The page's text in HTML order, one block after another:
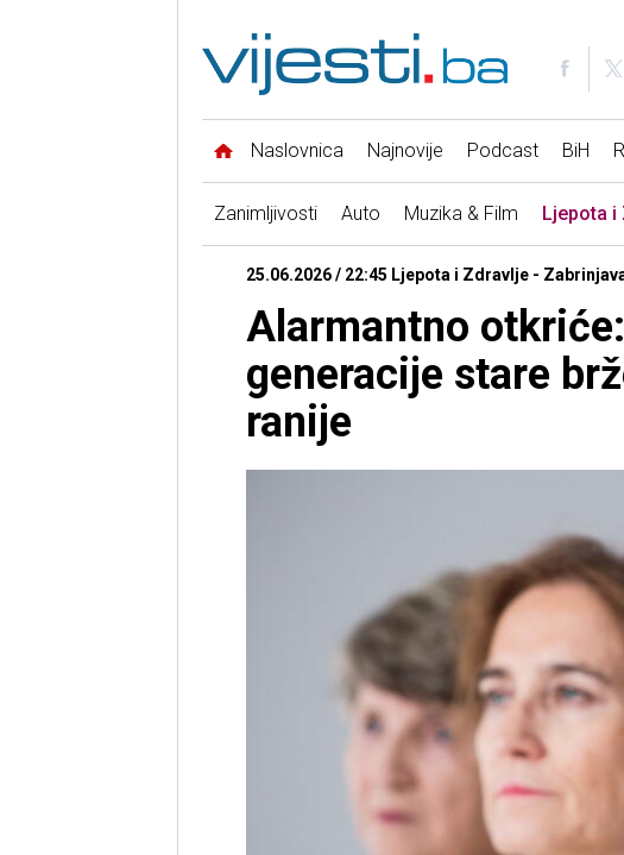
Naslovnica Najnovije Podcast BiH
Zanimljivosti Auto Muzika & Film Ljepota i
25.06.2026 / 22:45 Ljepota i Zdravlje -
Alarmantno
generacije stare
ranije